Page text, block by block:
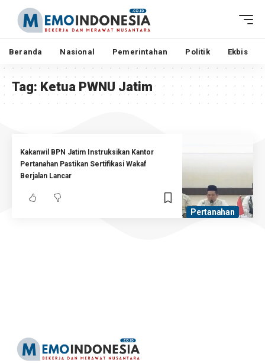
Beranda Nasional Pemerintahan Politik Ekbis
Tag:Ketua PWNU Jatim
Pertanahan
Kakanwil BPN Jatim Instruksikan Kantor
Pertanahan Pastikan Sertifikasi Wakaf
Berjalan Lancar